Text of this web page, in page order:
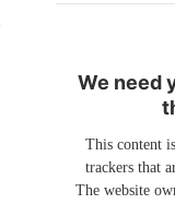
We need
This content
trackers that
The website